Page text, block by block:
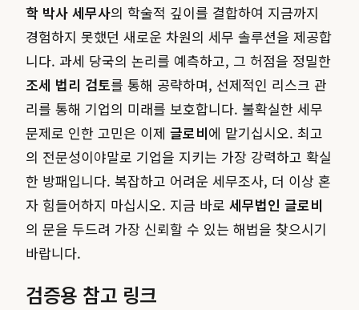
학 박사 세무사의 학술적 깊이를 결합하여 지금까지
경험하지 못했던 새로운 차원의 세무 솔루션을 제공합
니다. 과세 당국의 논리를 예측하고, 그 허점을 정밀한
조세 법리 검토를 통해 공략하며, 선제적인 리스크 관
리를 통해 기업의 미래를 보호합니다. 불확실한 세무
문제로 인한 고민은 이제 글로비에 맡기십시오. 최고
의 전문성이야말로 기업을 지키는 가장 강력하고 확실
한 방패입니다. 복잡하고 어려운 세무조사, 더 이상 혼
자 힘들어하지 마십시오. 지금 바로 세무법인 글로비
의 문을 두드려 가장 신뢰할 수 있는 해법을 찾으시기
바랍니다.
검증용 참고 링크